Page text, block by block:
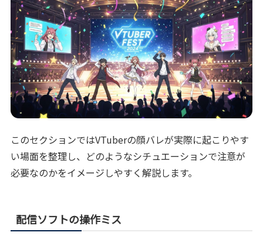
このセクションではVTuberの顔バレが実際に起こりやす
い場面を整理し、どのようなシチュエーションで注意が
必要なのかをイメージしやすく解説します。
配信ソフトの操作ミス